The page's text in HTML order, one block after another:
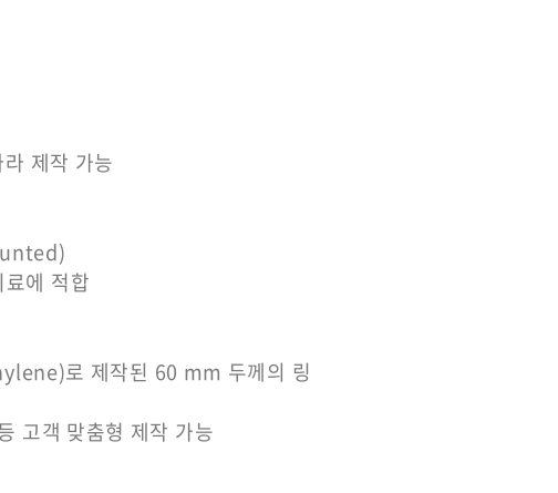
제작 가능
에 적합
로 제작된 60 mm 두께의 링
고객 맞춤형 제작 가능